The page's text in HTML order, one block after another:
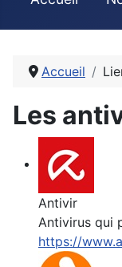
Accueil
Les
Antivir
Antivirus qui
https://